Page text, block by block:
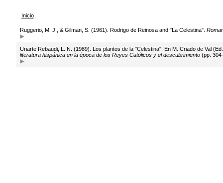
Inicio
Ruggerio, M. J., & Gilman, S. (1961). Rodrigo de Reinosa and "La Celestina".
Uriarte Rebaudi, L. N. (1989). Los plantos de la "Celestina". En M. Criado de Val
literatura hispánica en la época de los Reyes Católicos y el descubrimiento(pp.